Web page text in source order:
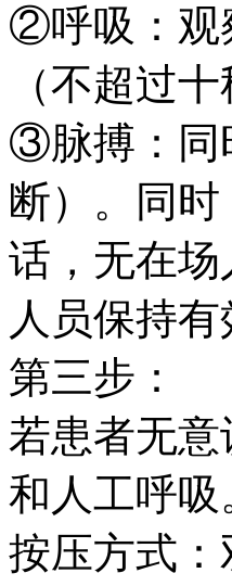
②呼吸：观
（不超过十
③脉搏：同
断）。同
话，无在
人员保持有
第三步：
若患者无
和人工呼吸
按压方式